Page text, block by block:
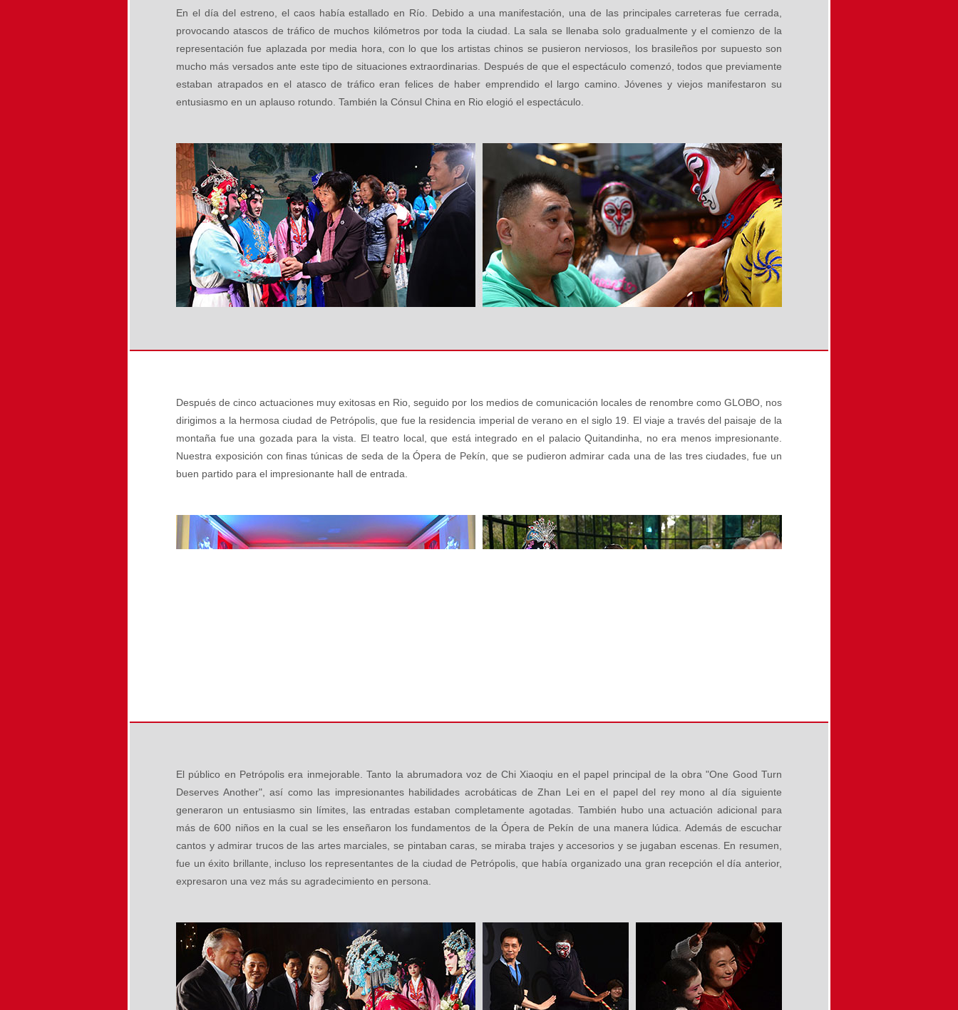
En el día del estreno, el caos había estallado en Río. Debido a una manifestación, una de las principales carreteras fue cerrada,
provocando atascos de tráfico de muchos kilómetros por toda la ciudad. La sala se llenaba solo gradualmente y el comienzo de la
representación fue aplazada por media hora, con lo que los artistas chinos se pusieron nerviosos, los brasileños por supuesto son
mucho más versados ante este tipo de situaciones extraordinarias. Después de que el espectáculo comenzó, todos que previamente
estaban atrapados en el atasco de tráfico eran felices de haber emprendido el largo camino. Jóvenes y viejos manifestaron su
entusiasmo en un aplauso rotundo. También la Cónsul China en Rio elogió el espectáculo.
Después de cinco actuaciones muy exitosas en Rio, seguido por los medios de comunicación locales de renombre como GLOBO, nos
dirigimos a la hermosa ciudad de Petrópolis, que fue la residencia imperial de verano en el siglo 19. El viaje a través del paisaje de la
montaña fue una gozada para la vista. El teatro local, que está integrado en el palacio Quitandinha, no era menos impresionante.
Nuestra exposición con finas túnicas de seda de la Ópera de Pekín, que se pudieron admirar cada una de las tres ciudades, fue un
buen partido para el impresionante hall de entrada.
El público en Petrópolis era inmejorable. Tanto la abrumadora voz de Chi Xiaoqiu en el papel principal de la obra "One Good Turn
Deserves Another", así como las impresionantes habilidades acrobáticas de Zhan Lei en el papel del rey mono al día siguiente
generaron un entusiasmo sin límites, las entradas estaban completamente agotadas. También hubo una actuación adicional para
más de 600 niños en la cual se les enseñaron los fundamentos de la Ópera de Pekín de una manera lúdica. Además de escuchar
cantos y admirar trucos de las artes marciales, se pintaban caras, se miraba trajes y accesorios y se jugaban escenas. En resumen,
fue un éxito brillante, incluso los representantes de la ciudad de Petrópolis, que había organizado una gran recepción el día anterior,
expresaron una vez más su agradecimiento en persona.